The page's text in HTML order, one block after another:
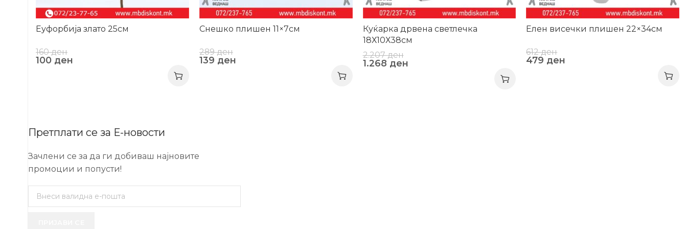
Еуфорбија злато 25см
160ден
100 ден
Снешко плишен 11×7см
289ден
139 ден
Куќарка дрвена светлечка
18Х10Х38см
2.207ден
1.268 ден
Елен висечки плишен 22×34см
612ден
479 ден
Претплати се за Е-новости
Зачлени се за да ги добиваш најновите
промоции и попусти!